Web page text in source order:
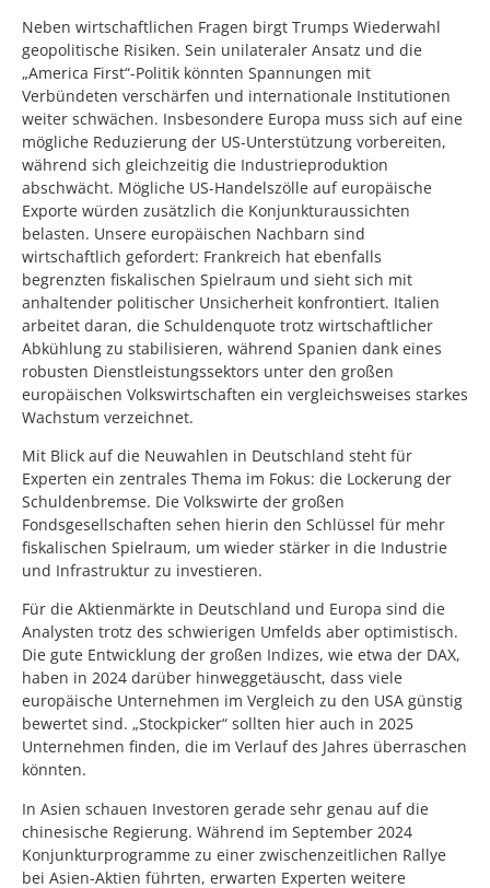
Neben wirtschaftlichen Fragen birgt Trumps Wiederwahl
geopolitische Risiken. Sein unilateraler Ansatz und die
„America First“-Politik könnten Spannungen mit
Verbündeten verschärfen und internationale Institutionen
weiter schwächen. Insbesondere Europa muss sich auf eine
mögliche Reduzierung der US-Unterstützung vorbereiten,
während sich gleichzeitig die Industrieproduktion
abschwächt. Mögliche US-Handelszölle auf europäische
Exporte würden zusätzlich die Konjunkturaussichten
belasten. Unsere europäischen Nachbarn sind
wirtschaftlich gefordert: Frankreich hat ebenfalls
begrenzten fiskalischen Spielraum und sieht sich mit
anhaltender politischer Unsicherheit konfrontiert. Italien
arbeitet daran, die Schuldenquote trotz wirtschaftlicher
Abkühlung zu stabilisieren, während Spanien dank eines
robusten Dienstleistungssektors unter den großen
europäischen Volkswirtschaften ein vergleichsweises starkes
Wachstum verzeichnet.
Mit Blick auf die Neuwahlen in Deutschland steht für
Experten ein zentrales Thema im Fokus: die Lockerung der
Schuldenbremse. Die Volkswirte der großen
Fondsgesellschaften sehen hierin den Schlüssel für mehr
fiskalischen Spielraum, um wieder stärker in die Industrie
und Infrastruktur zu investieren.
Für die Aktienmärkte in Deutschland und Europa sind die
Analysten trotz des schwierigen Umfelds aber optimistisch.
Die gute Entwicklung der großen Indizes, wie etwa der DAX,
haben in 2024 darüber hinweggetäuscht, dass viele
europäische Unternehmen im Vergleich zu den USA günstig
bewertet sind. „Stockpicker“ sollten hier auch in 2025
Unternehmen finden, die im Verlauf des Jahres überraschen
könnten.
In Asien schauen Investoren gerade sehr genau auf die
chinesische Regierung. Während im September 2024
Konjunkturprogramme zu einer zwischenzeitlichen Rallye
bei Asien-Aktien führten, erwarten Experten weitere